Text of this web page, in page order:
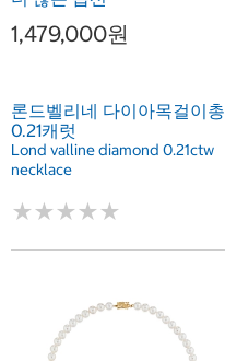
1,479,000원
론드벨리네 다이아목걸이총
0.21캐럿
Lond valline diamond 0.21ctw
necklace
★★★★★
★★★★★